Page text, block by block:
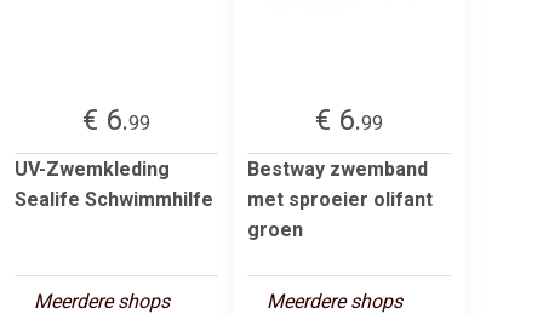
€ 6.99
UV-Zwemkleding
Sealife Schwimmhilfe
Meerdere shops
€ 6.99
Bestway zwemband
met sproeier olifant
groen
Meerdere shops